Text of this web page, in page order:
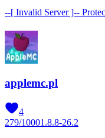
--[ Invalid Server ]--
applemc.pl
4
279/10001.8.8-26.2